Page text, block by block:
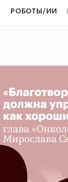
РОБОТЫ/ИИ